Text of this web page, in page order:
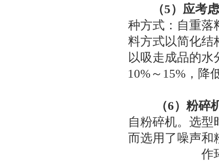
（5）应考
种方式：自重落
料方式以简化结
以吸走成品的
10%～15%，降
（6）粉碎
自粉碎机。选
而选用了噪声和
作